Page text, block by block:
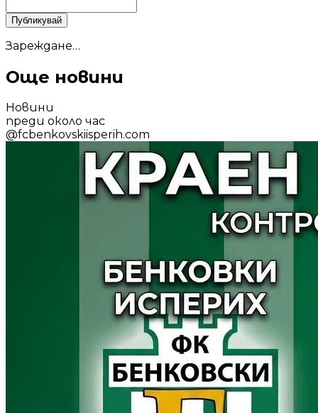
Публикувай
Зареждане…
Още новини
Новини
преди около час
@fcbenkovskiisperih.com